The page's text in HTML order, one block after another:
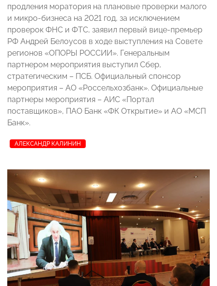
продления моратория на плановые проверки малого
и микро-бизнеса на 2021 год, за исключением
проверок ФНС и ФТС, заявил первый вице-премьер
РФ Андрей Белоусов в ходе выступления на Совете
регионов «ОПОРЫ РОССИИ». Генеральным
партнером мероприятия выступил Сбер,
стратегическим – ПСБ. Официальный спонсор
мероприятия – АО «Россельхозбанк». Официальные
партнеры мероприятия – АИС «Портал
поставщиков», ПАО Банк «ФК Открытие» и АО «МСП
Банк».
АЛЕКСАНДР КАЛИНИН